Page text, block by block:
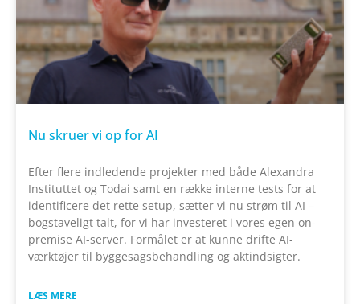
Nu skruer vi op for AI
Efter flere indledende projekter med både Alexandra
Instituttet og Todai samt en række interne tests for at
identificere det rette setup, sætter vi nu strøm til AI –
bogstaveligt talt, for vi har investeret i vores egen on-
premise AI-server. Formålet er at kunne drifte AI-
værktøjer til byggesagsbehandling og aktindsigter.
LÆS MERE